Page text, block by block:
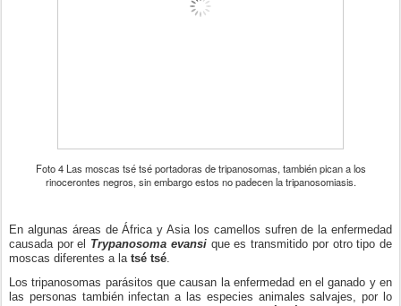
Foto 4 Las moscas tsé tsé portadoras de tripanosomas, también pican a los
rinocerontes negros, sin embargo estos no padecen la tripanosomiasis.
En algunas áreas de África y Asia los camellos sufren de la enfermedad
causada por el Trypanosoma evansique es transmitido por otro tipo de
moscas diferentes a la tsé tsé.
Los tripanosomas parásitos que causan la enfermedad en el ganado y en
las personas también infectan a las especies animales salvajes, por lo